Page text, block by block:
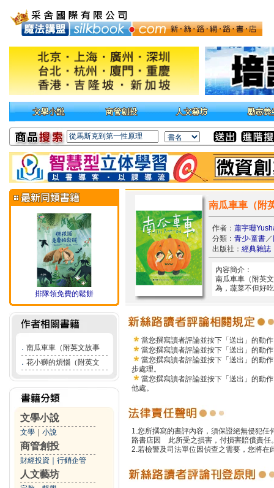
排隊領免費的鬆餅
． 南瓜車車（附英文故事
． 花小獅的煩惱（附英文
文學小說
文學 小說
商管創投
財經投資 行銷企管
人文藝坊
南瓜車車（附
作者： 蕭宇珊
分類： 青少‧童書／
出版社： 經典雜誌
內容簡介：
南瓜車車（附英
為，蔬菜不但好
當您撰寫讀者評論並按下「送出」的動
當您撰寫讀者評論並按下「送出」的動
當您撰寫讀者評論並按下「送出」的動
步處理。
當您撰寫讀者評論並按下「送出」的動
他處。
1.您所撰寫的書評內容，須保證絕無侵犯
路書店因 此所受之損害，付損害賠償責任
2.若檢警及司法單位因偵查之需要，您將